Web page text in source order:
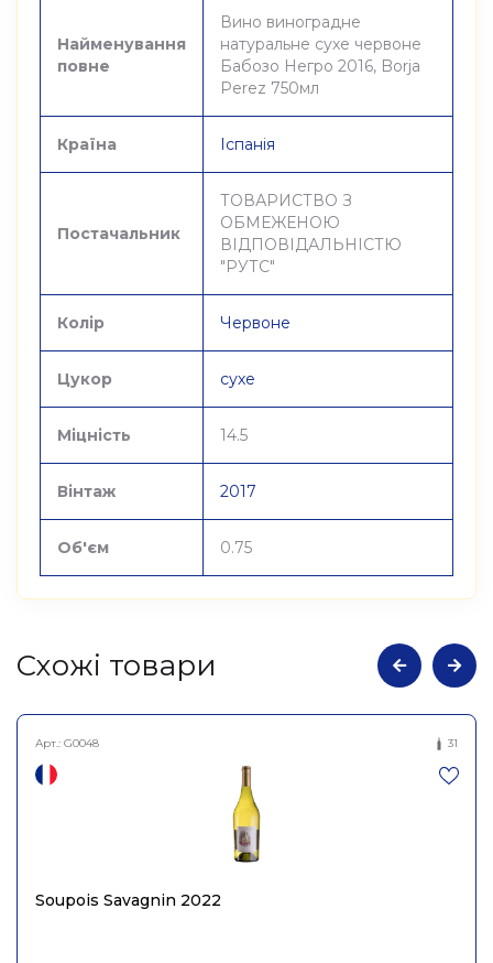
Найменування
повне
Вино виноградне
натуральне сухе червоне
Бабозо Негро 2016, Borja
Perez 750мл
Країна Іспанія
Постачальник
ТОВАРИСТВО З
ОБМЕЖЕНОЮ
ВІДПОВІДАЛЬНІСТЮ
"РУТС"
Колір Червоне
Цукор сухе
Міцність 14.5
Вінтаж 2017
Об'єм 0.75
Cхожі товари
Арт.: G0048 31
Soupois Savagnin 2022